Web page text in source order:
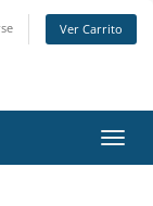
Ver Carrito